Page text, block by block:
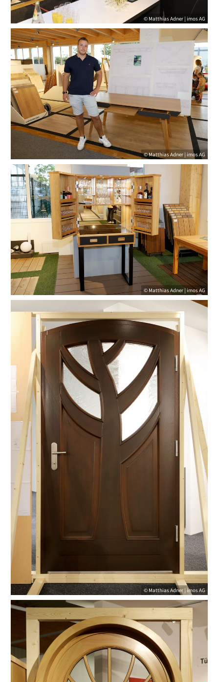
© Matthias Adner | imos AG
© Matthias Adner | imos AG
© Matthias Adner | imos AG
© Matthias Adner | imos AG